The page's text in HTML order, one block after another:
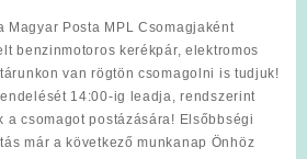
Magyar Posta MPL Csomagjaként
benzinmotoros kerékpár, elektromos
van rögtön csomagolni is tudjuk!
14:00-ig leadja, rendszerint
a csomagot postázására! Elsőbbségi
már a következő munkanap Önhöz